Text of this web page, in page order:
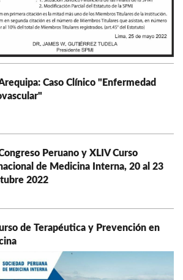
Caso Clínico "Enfermedad
Peruano y XLIV Curso
de Medicina Interna, 20 al 23
2022
de Terapéutica y Prevención en